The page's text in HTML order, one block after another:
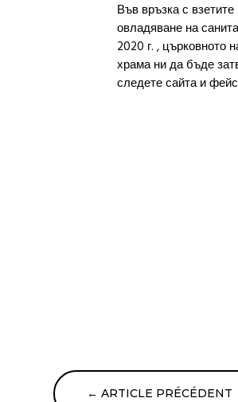
Във връзка с
овладяване на
2020 г. , църковното
храма ни да бъде
следете сайта и
←ARTICLE PRÉCÉDENT